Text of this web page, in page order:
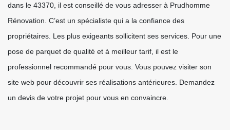
dans le 43370, il est conseillé de vous adresser à Prudhomme
Rénovation. C’est un spécialiste qui a la confiance des
propriétaires. Les plus exigeants sollicitent ses services. Pour une
pose de parquet de qualité et à meilleur tarif, il est le
professionnel recommandé pour vous. Vous pouvez visiter son
site web pour découvrir ses réalisations antérieures. Demandez
un devis de votre projet pour vous en convaincre.